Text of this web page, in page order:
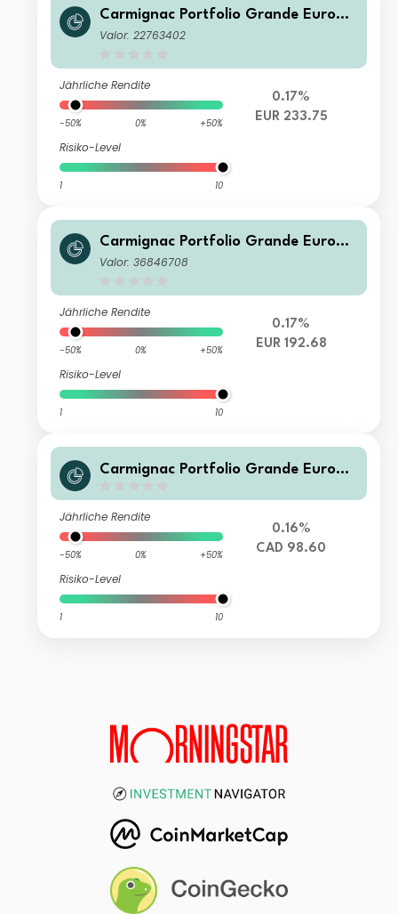
Carmignac Portfolio Grande Europe
F EUR Acc
Valor: 22763402
Jährliche Rendite
-50% 0% +50%
Risiko-Level
1 10
0.17%
EUR 233.75
Carmignac Portfolio Grande Europe
FW EUR Acc
Valor: 36846708
Jährliche Rendite
-50% 0% +50%
Risiko-Level
1 10
0.17%
EUR 192.68
Carmignac Portfolio Grande Europe
Jährliche Rendite
-50% 0% +50%
Risiko-Level
1 10
0.16%
CAD 98.60